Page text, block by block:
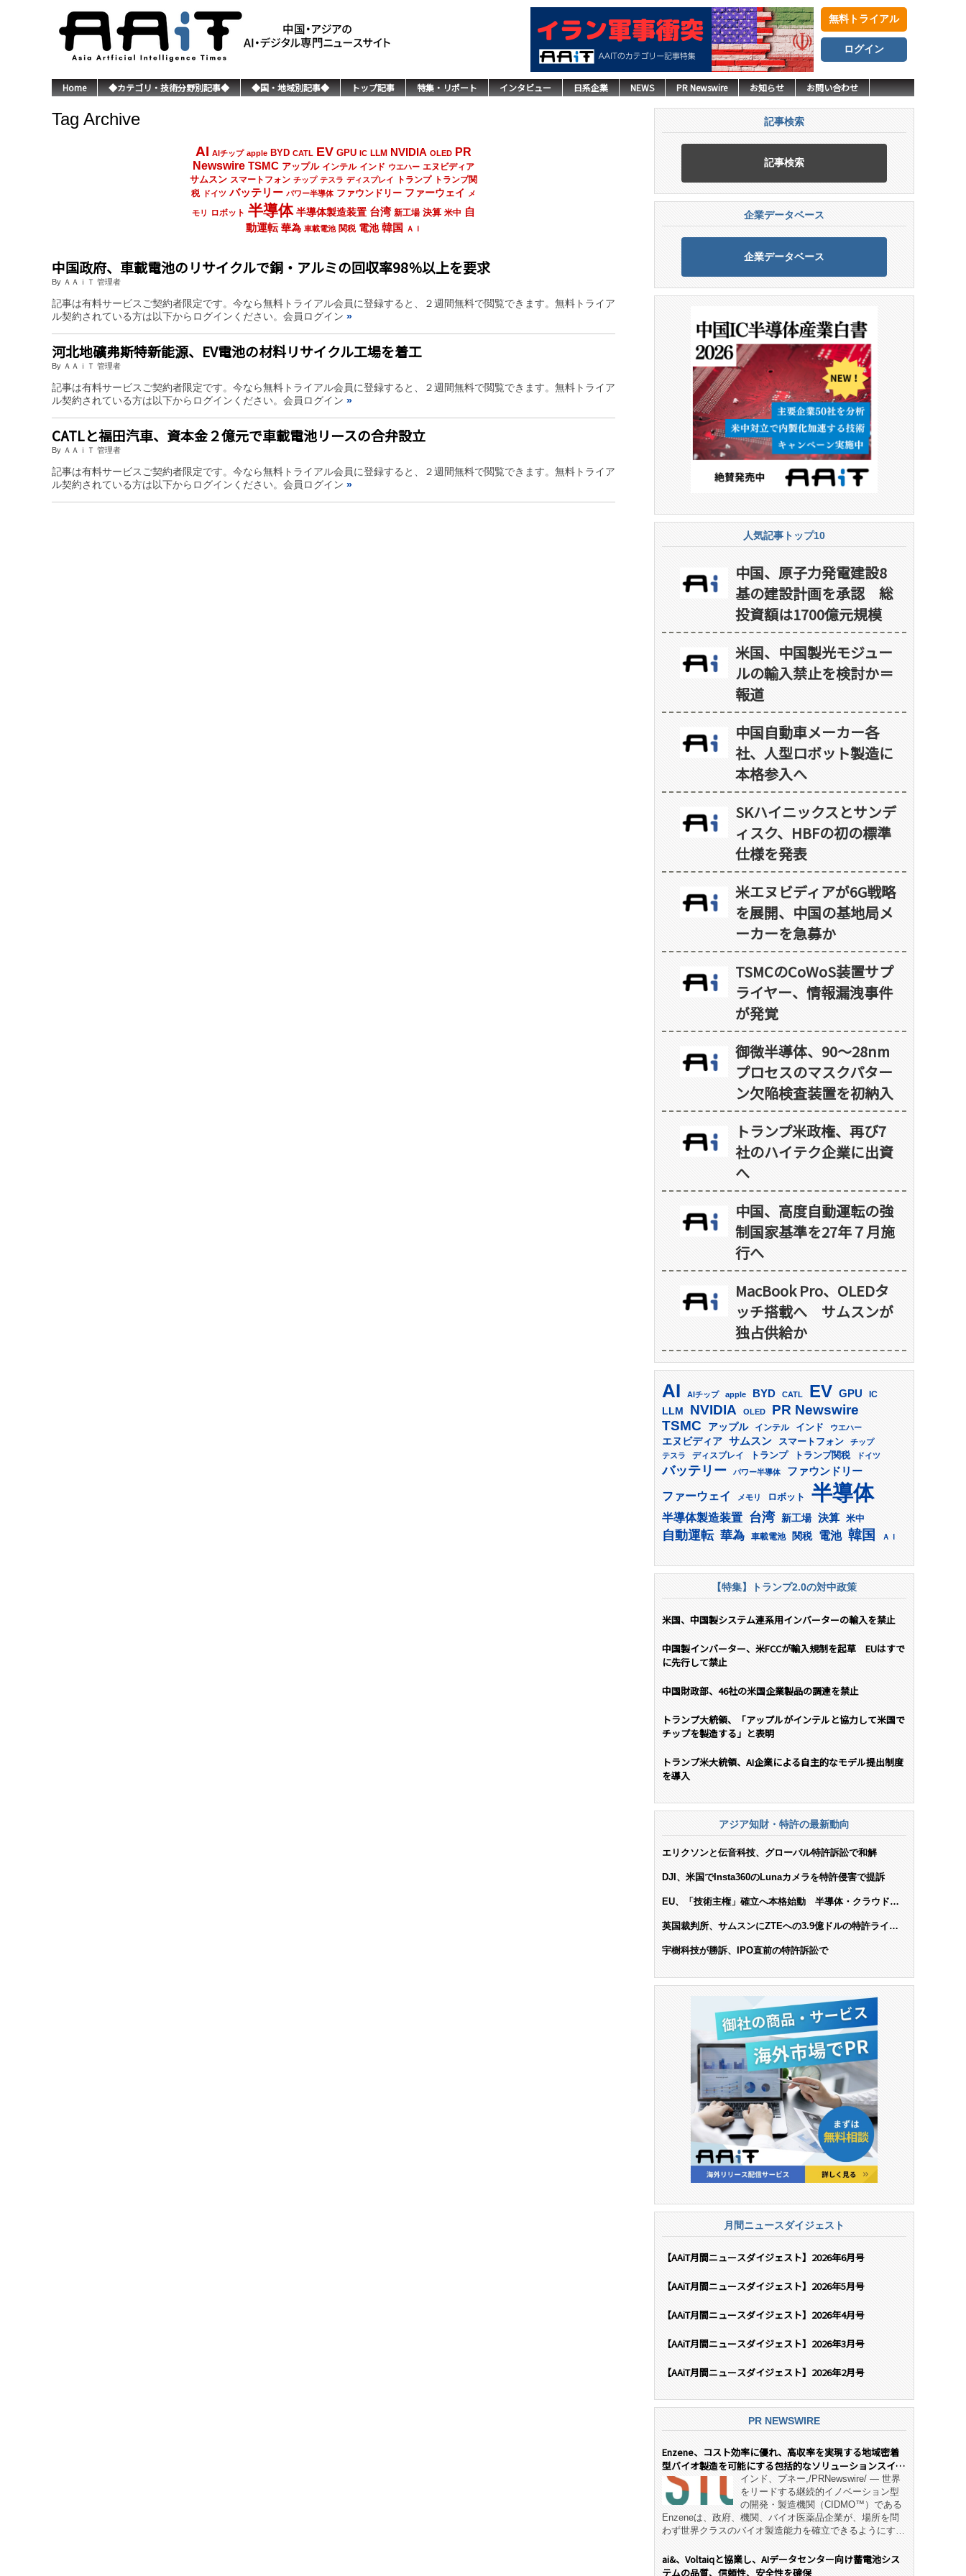
無料トライアル
ログイン
Home ◆カテゴリ・技術分野別記事◆ ◆国・地域別記事◆ トップ記事 特集・リポート インタビュー 日系企業 NEWS PR Newswire お知らせ お問い合わせ
Tag Archive
AI AIチップ apple BYD CATL EV GPU IC LLM NVIDIA OLED PR
Newswire TSMC アップル インテル インド ウエハー エヌビディア
サムスン スマートフォン チップ テスラ ディスプレイ トランプ
トランプ関
税
ドイツ バッテリー パワー半導体 ファウンドリー ファーウェイ メ
モリ ロボット 半導体 半導体製造装置 台湾 新工場 決算 米中 自
動運転 華為 車載電池 関税 電池 韓国 ＡＩ
中国政府、車載電池のリサイクルで銅・アルミの回収率98％以上を要求
By ＡＡｉＴ 管理者
記事は有料サービスご契約者限定です。今なら無料トライアル会員に登録すると、２週間無料で閲覧できます。無料トライア
ル契約されている方は以下からログインください。会員ログイン »
河北地礦弗斯特新能源、EV電池の材料リサイクル工場を着工
By ＡＡｉＴ 管理者
記事は有料サービスご契約者限定です。今なら無料トライアル会員に登録すると、２週間無料で閲覧できます。無料トライア
ル契約されている方は以下からログインください。会員ログイン »
CATLと福田汽車、資本金２億元で車載電池リースの合弁設立
By ＡＡｉＴ 管理者
記事は有料サービスご契約者限定です。今なら無料トライアル会員に登録すると、２週間無料で閲覧できます。無料トライア
ル契約されている方は以下からログインください。会員ログイン »
記事検索
記事検索
企業データベース
企業データベース
人気記事トップ10
中国、原子力発電建設8
基の建設計画を承認 総
投資額は1700億元規模
米国、中国製光モジュー
ルの輸入禁止を検討か＝
報道
中国自動車メーカー各
社、人型ロボット製造に
本格参入へ
SKハイニックスとサンデ
ィスク、HBFの初の標準
仕様を発表
米エヌビディアが6G戦略
を展開、中国の基地局メ
ーカーを急募か
TSMCのCoWoS装置サプ
ライヤー、情報漏洩事件
が発覚
御微半導体、90～28nm
プロセスのマスクパター
ン欠陥検査装置を初納入
トランプ米政権、再び7
社のハイテク企業に出資
へ
中国、高度自動運転の強
制国家基準を27年７月施
行へ
MacBook Pro、OLEDタ
ッチ搭載へ サムスンが
独占供給か
AI AIチップ apple BYD CATL EV GPU IC
LLM NVIDIA OLED PR Newswire
TSMC アップル インテル インド ウエハー
エヌビディア サムスン スマートフォン
チップ
テスラ
ディスプレイ トランプ トランプ関税 ドイツ
バッテリー パワー半導体 ファウンドリー
ファーウェイ メモリ ロボット 半導体
半導体製造装置 台湾 新工場 決算 米中
自動運転 華為 車載電池 関税 電池 韓国 ＡＩ
【特集】トランプ2.0の対中政策
米国、中国製システム連系用インバーターの輸入を禁止
中国製インバーター、米FCCが輸入規制を起草 EUはすで
に先行して禁止
中国財政部、46社の米国企業製品の調達を禁止
トランプ大統領、「アップルがインテルと協力して米国で
チップを製造する」と表明
トランプ米大統領、AI企業による自主的なモデル提出制度
を導入
アジア知財・特許の最新動向
エリクソンと伝音科技、グローバル特許訴訟で和解
DJI、米国でInsta360のLunaカメラを特許侵害で提訴
EU、「技術主権」確立へ本格始動 半導体・クラウド・
英国裁判所、サムスンにZTEへの3.9億ドルの特許ライセ
宇樹科技が勝訴、IPO直前の特許訴訟で
月間ニュースダイジェスト
【AAiT月間ニュースダイジェスト】2026年6月号
【AAiT月間ニュースダイジェスト】2026年5月号
【AAiT月間ニュースダイジェスト】2026年4月号
【AAiT月間ニュースダイジェスト】2026年3月号
【AAiT月間ニュースダイジェスト】2026年2月号
PR NEWSWIRE
Enzene、コスト効率に優れ、高収率を実現する地域密着
型バイオ製造を可能にする包括的なソリューションスイー
ト「NeX™」 をリリースインド、プネー,/PRNewswire/ — 世界
をリードする継続的イノベーション型
の開発・製造機関（CIDMO™）である
Enzeneは、政府、機関、バイオ医薬品企業が、場所を問
わず世界クラスのバイオ製造能力を確立できるようにす
デル「NeX™」の立ち上げを発表しました。 同社の実績
あるEnzeneX® fully‑connected continuous
ai&、Voltaiqと協業し、AIデータセンター向け蓄電池シス
テムの品質、信頼性、安全性を確保